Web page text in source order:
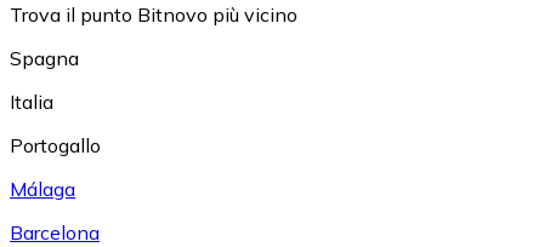
Trova il punto Bitnovo più vicino
Spagna
Italia
Portogallo
Málaga
Barcelona